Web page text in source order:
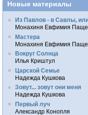
Новые материалы
Из Павлов - в Савлы,
Монахиня Евфимия
Мастера
Монахиня Евфимия
Вокруг Солнца
Илья Криштул
Царской Семье
Надежда Кушкова
Зовут... зовут они меня
Надежда Кушкова
Первый луч
Александр Конопля